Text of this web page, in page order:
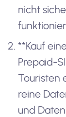
nicht
**Kauf
Prepaid-
Touristen
reine
und